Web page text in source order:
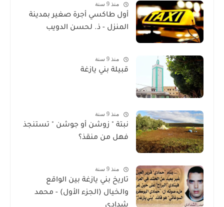
منذ 9 سنة
أول طاكسي أجرة صغير بمدينة
المنزل - ذ. لحسن الدويب
منذ 9 سنة
قبيلة بني يازغة
منذ 9 سنة
نبتة " زوشن أو جوشن " تستنجذ
فهل من منقذ؟
منذ 9 سنة
تاريخ بني يازغة بين الواقع
والخيال (الجزء الأول) - محمد